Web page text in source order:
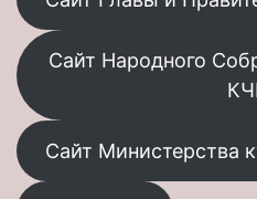
Сайт Народного
Сайт Министерства